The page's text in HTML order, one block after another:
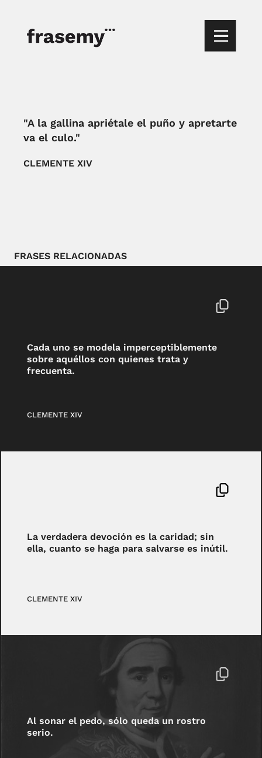
"A la gallina apriétale el puño y apretarte
va el culo."
CLEMENTE XIV
FRASES RELACIONADAS
Cada uno se modela imperceptiblemente
sobre aquéllos con quienes trata y
frecuenta.
CLEMENTE XIV
La verdadera devoción es la caridad; sin
ella, cuanto se haga para salvarse es inútil.
CLEMENTE XIV
Al sonar el pedo, sólo queda un rostro
serio.